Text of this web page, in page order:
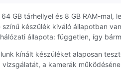
GB tárhellyel és 8 GB RAM-mal,
színű készülék kiváló állapotban
állapota: független, így
kínált készüléket alaposan
vizsgálatát, a kamerák